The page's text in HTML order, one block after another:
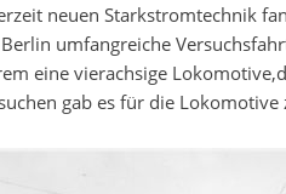
neuen Starkstromtechnik
umfangreiche
eine vierachsige
gab es für die